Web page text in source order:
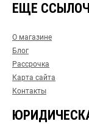
ЕЩЕ
О магазине
Блог
Рассрочка
Карта сайта
Контакты